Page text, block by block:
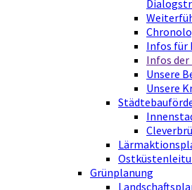
Infos für
Infos der
Unsere
Unsere
Grünplanung